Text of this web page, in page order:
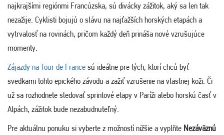
najkrajšími regiónmi Francúzska, sú divácky zážitok, aký sa len tak
nezažije. Cyklisti bojujú o slávu na najťažších horských etapách a
vytrvalosť na rovinách, pričom každý deň prináša nové vzrušujúce
momenty.
Zájazdy na Tour de France sú ideálne pre tých, ktorí chcú byť
svedkami tohto epického závodu a zažiť vzrušenie na vlastnej koži. Či
už sa rozhodnete sledovať sprintové etapy v Paríži alebo horskú časť v
Alpách, zážitok bude nezabudnuteľný.
Pre aktuálnu ponuku si vyberte z možností nižšie a vyplňte Nezáväznú